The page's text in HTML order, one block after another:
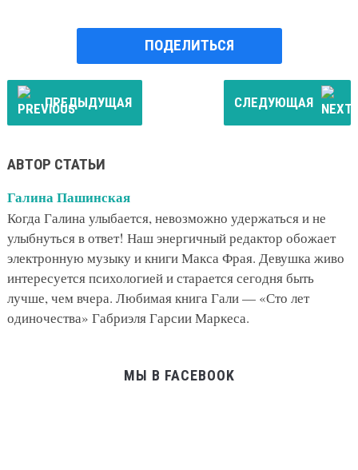
ПОДЕЛИТЬСЯ
ПРЕДЫДУЩАЯ СЛЕДУЮЩАЯ
АВТОР СТАТЬИ
Галина Пашинская
Когда Галина улыбается, невозможно удержаться и не
улыбнуться в ответ! Наш энергичный редактор обожает
электронную музыку и книги Макса Фрая. Девушка живо
интересуется психологией и старается сегодня быть
лучше, чем вчера. Любимая книга Гали — «Сто лет
одиночества» Габриэля Гарсии Маркеса.
МЫ В FACEBOOK